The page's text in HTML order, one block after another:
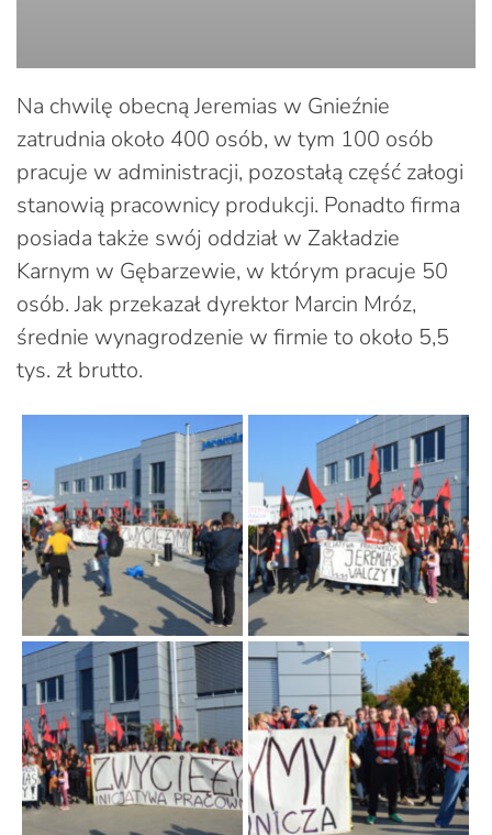
Na chwilę obecną Jeremias w Gnieźnie
zatrudnia około 400 osób, w tym 100 osób
pracuje w administracji, pozostałą część załogi
stanowią pracownicy produkcji. Ponadto firma
posiada także swój oddział w Zakładzie
Karnym w Gębarzewie, w którym pracuje 50
osób. Jak przekazał dyrektor Marcin Mróz,
średnie wynagrodzenie w firmie to około 5,5
tys. zł brutto.